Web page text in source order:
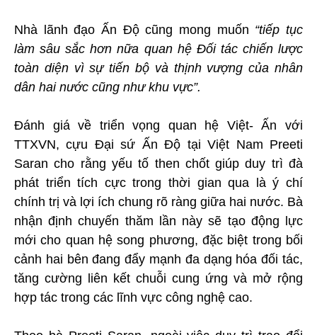
Nhà lãnh đạo Ấn Độ cũng mong muốn “tiếp tục
làm sâu sắc hơn nữa quan hệ Đối tác chiến lược
toàn diện vì sự tiến bộ và thịnh vượng của nhân
dân hai nước cũng như khu vực”.
Đánh giá về triển vọng quan hệ Việt- Ấn với
TTXVN, cựu Đại sứ Ấn Độ tại Việt Nam Preeti
Saran cho rằng yếu tố then chốt giúp duy trì đà
phát triển tích cực trong thời gian qua là ý chí
chính trị và lợi ích chung rõ ràng giữa hai nước. Bà
nhận định chuyến thăm lần này sẽ tạo động lực
mới cho quan hệ song phương, đặc biệt trong bối
cảnh hai bên đang đẩy mạnh đa dạng hóa đối tác,
tăng cường liên kết chuỗi cung ứng và mở rộng
hợp tác trong các lĩnh vực công nghệ cao.